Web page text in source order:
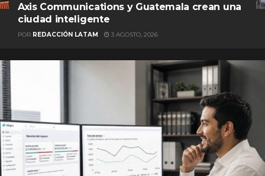
Axis Communications y Guatemala crean una
ciudad inteligente
POR REDACCIÓN LATAM 3 AGOSTO, 2026